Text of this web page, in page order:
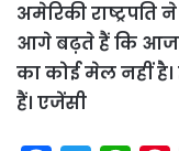
अमेरिकी
आगे बढ़ते हैं कि
का कोई मेल नहीं है।
हैं। एजेंसी